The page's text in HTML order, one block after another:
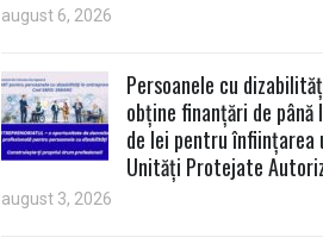
august 6, 2026
Persoanele cu
obține finanțări de până
de lei pentru înființarea
Unități Protejate
august 3, 2026